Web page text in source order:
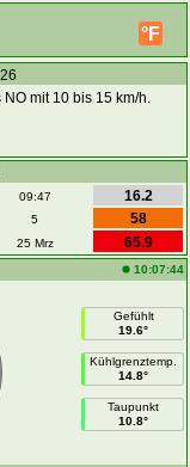
°F
mit 10 bis 15 km/h.
09:47
16.2
5
58
25 Mrz
65.9
10:07:44
Gefühlt
19.6°
Kühlgrenztemp.
14.8°
Taupunkt
10.8°